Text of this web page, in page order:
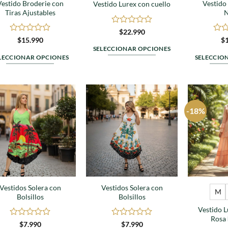
página
de
producto
de
producto
Broderie con
Tiras Ajustables
Valorado
0
de
$15.990
OPCIONES
tiene
múltiples
variantes.
Las
opciones
se
pueden
elegir
en
la
página
de
Vestido Lurex con cuello
Valorado
0
de
$22.990
SELECCIONAR OPCIONES
tiene
múltiples
variantes.
Las
opciones
se
pueden
elegir
en
la
página
de
producto
Vestido
0
de
$
Agregar
a
favoritos
Vestidos Solera con
Bolsillos
Valorado
$7.990
Agregar
a
favoritos
Vestidos Solera con
Bolsillos
Valorado
$7.990
-18%
M
Vestido